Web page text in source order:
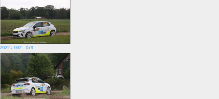
2022 / 032 - 079